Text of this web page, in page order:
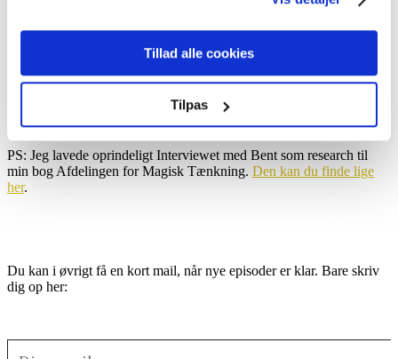
Tillad alle cookies
Tilpas
Apple:Find den her
Mit website:
PS: Jeg lavede oprindeligt Interviewet med Bent som research til
min bog Afdelingen for Magisk Tænkning. Den kan du finde lige
her.
Du kan i øvrigt få en kort mail, når nye episoder er klar. Bare skriv
dig op her: